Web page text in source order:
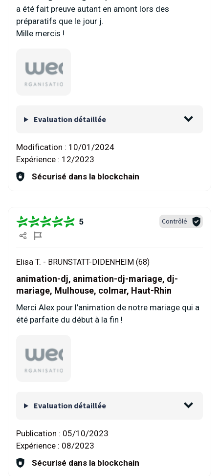
a été fait preuve autant en amont lors des
préparatifs que le jour j.
Mille mercis !
Evaluation détaillée
Modification : 10/01/2024
Expérience : 12/2023
Sécurisé dans la blockchain
5 Contrôlé
Elisa T. - BRUNSTATT-DIDENHEIM (68)
animation-dj, animation-dj-mariage, dj-
mariage, Mulhouse, colmar, Haut-Rhin
Merci Alex pour l’animation de notre mariage qui a
été parfaite du début à la fin !
Evaluation détaillée
Publication : 05/10/2023
Expérience : 08/2023
Sécurisé dans la blockchain